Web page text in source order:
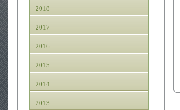
2018
2017
2016
2015
2014
2013